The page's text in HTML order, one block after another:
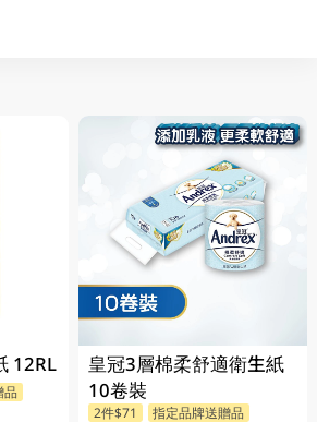
12RL
品
皇冠3層棉柔舒適衛生紙
10卷裝
2件$71 指定品牌送贈品